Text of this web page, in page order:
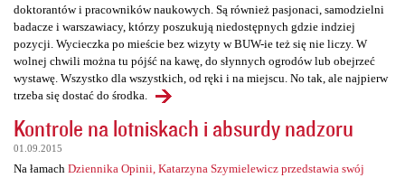
doktorantów i pracowników naukowych. Są również pasjonaci, samodzielni
badacze i warszawiacy, którzy poszukują niedostępnych gdzie indziej
pozycji. Wycieczka po mieście bez wizyty w BUW-ie też się nie liczy. W
wolnej chwili można tu pójść na kawę, do słynnych ogrodów lub obejrzeć
wystawę. Wszystko dla wszystkich, od ręki i na miejscu. No tak, ale najpierw
trzeba się dostać do środka.
Kontrole na lotniskach i absurdy nadzoru
01.09.2015
Na łamach Dziennika Opinii, Katarzyna Szymielewicz przedstawia swój